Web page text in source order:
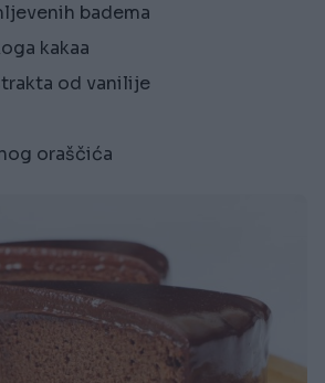
badema
kakaa
od vanilije
oraščića